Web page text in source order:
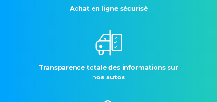
Achat en ligne sécurisé
Transparence totale des informations sur
nos autos